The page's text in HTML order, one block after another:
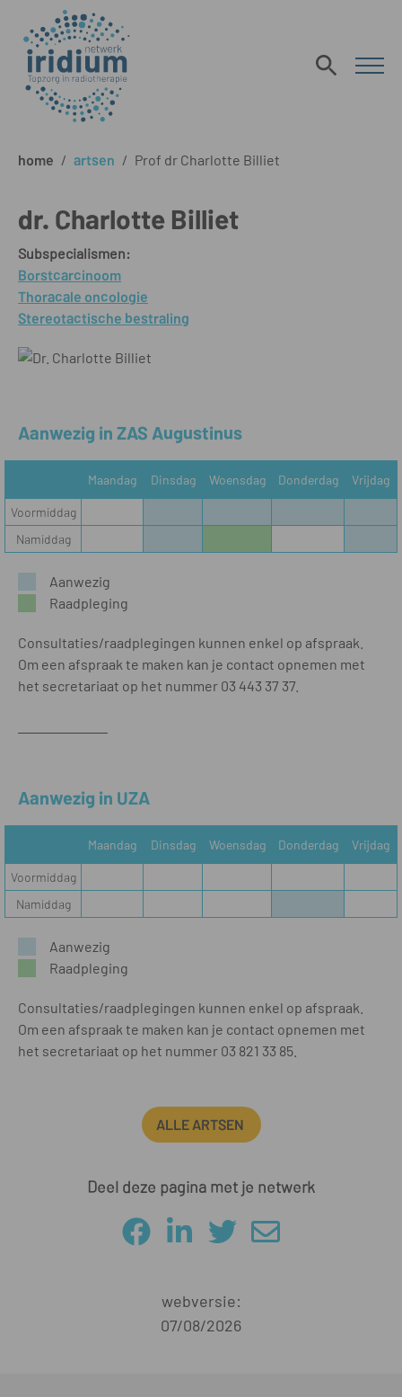
home / artsen / Prof dr Charlotte Billiet
dr. Charlotte Billiet
Subspecialismen:
Borstcarcinoom
Thoracale oncologie
Stereotactische bestraling
Aanwezig in ZAS Augustinus
Maandag Dinsdag Woensdag Donderdag Vrijdag
Voormiddag
Namiddag
Aanwezig
Raadpleging
Consultaties/raadplegingen kunnen enkel op afspraak.
Om een afspraak te maken kan je contact opnemen met
het secretariaat op het nummer 03 443 37 37.
Aanwezig in UZA
Maandag Dinsdag Woensdag Donderdag Vrijdag
Voormiddag
Namiddag
Aanwezig
Raadpleging
Consultaties/raadplegingen kunnen enkel op afspraak.
Om een afspraak te maken kan je contact opnemen met
het secretariaat op het nummer 03 821 33 85.
ALLE ARTSEN
Deel deze pagina met je netwerk
webversie:
07/08/2026